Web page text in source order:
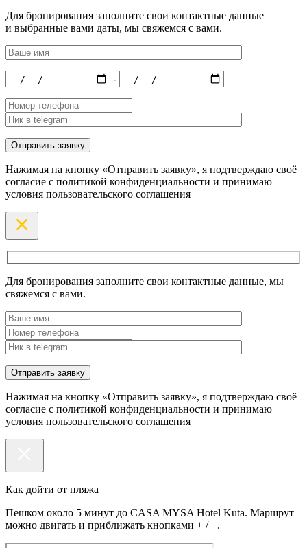
Для бронирования заполните свои контактные данные
и выбранные вами даты, мы свяжемся с вами.
-
Нажимая на кнопку «Отправить заявку», я подтверждаю своё
согласие с политикой конфиденциальности и принимаю
условия пользовательского соглашения
Для бронирования заполните свои контактные данные, мы
свяжемся с вами.
Нажимая на кнопку «Отправить заявку», я подтверждаю своё
согласие с политикой конфиденциальности и принимаю
условия пользовательского соглашения
Как дойти от пляжа
Пешком около 5 минут до CASA MYSA Hotel Kuta. Маршрут
можно двигать и приближать кнопками + / −.